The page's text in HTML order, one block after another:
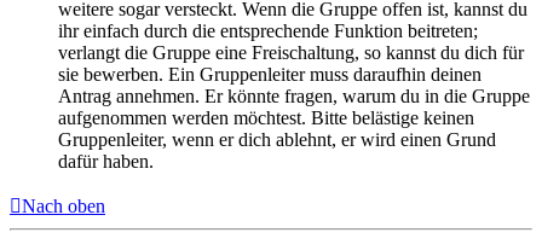
weitere sogar versteckt. Wenn die Gruppe offen ist, kannst du
ihr einfach durch die entsprechende Funktion beitreten;
verlangt die Gruppe eine Freischaltung, so kannst du dich für
sie bewerben. Ein Gruppenleiter muss daraufhin deinen
Antrag annehmen. Er könnte fragen, warum du in die Gruppe
aufgenommen werden möchtest. Bitte belästige keinen
Gruppenleiter, wenn er dich ablehnt, er wird einen Grund
dafür haben.
Nach oben